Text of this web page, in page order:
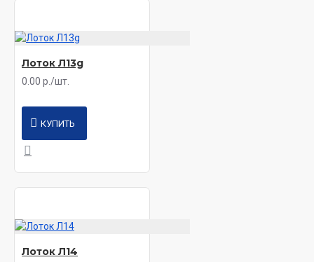
Лоток Л13g
0.00 р./шт.
КУПИТЬ
Лоток Л14